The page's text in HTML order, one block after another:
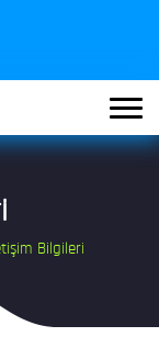
Bilgileri